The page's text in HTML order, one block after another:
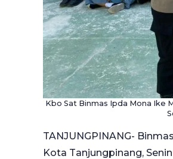
Kbo Sat Binmas Ipda Mona Ike
TANJUNGPINANG-
Kota Tanjungpinang,